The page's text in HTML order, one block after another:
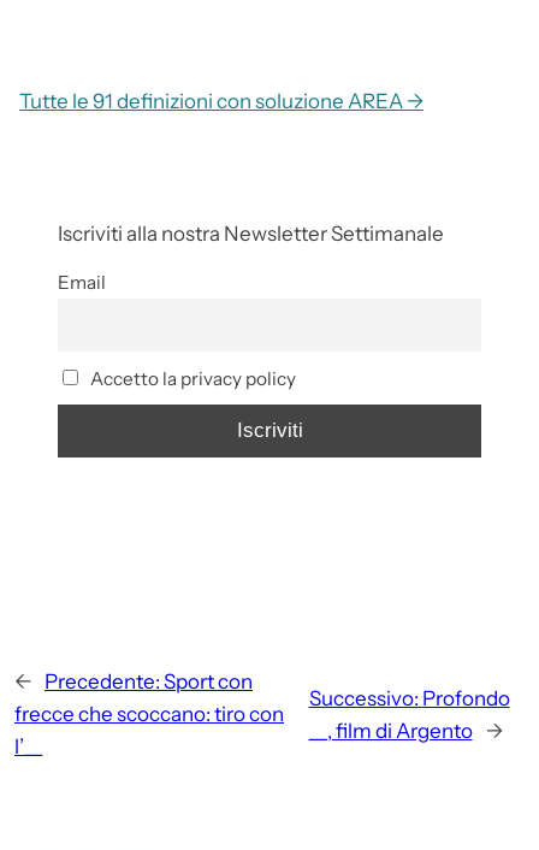
Tutte le 91 definizioni con soluzione AREA →
Iscriviti alla nostra Newsletter Settimanale
Email
Accetto la privacy policy
← Precedente: Sport con
frecce che scoccano: tiro con
l’__
Successivo: Profondo
__, film di Argento
→